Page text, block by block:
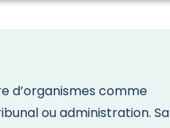
d’organismes comme
ou administration. Sa